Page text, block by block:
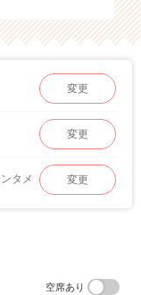
変更
変更
タメ 変更
空席あり